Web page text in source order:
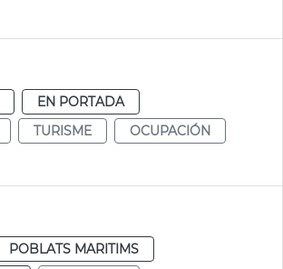
EN PORTADA
TURISME
OCUPACIÓN
POBLATS MARITIMS